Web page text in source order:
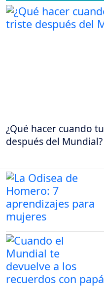
¿Qué hacer cuando
después del Mundial?